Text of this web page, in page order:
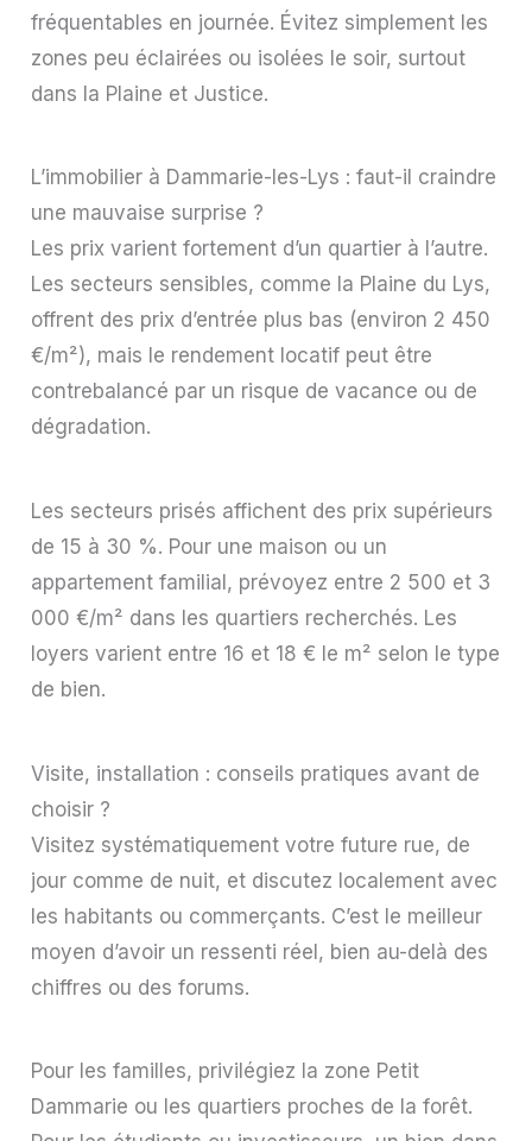
fréquentables en journée. Évitez simplement les
zones peu éclairées ou isolées le soir, surtout
dans la Plaine et Justice.
L’immobilier à Dammarie-les-Lys : faut-il craindre
une mauvaise surprise ?
Les prix varient fortement d’un quartier à l’autre.
Les secteurs sensibles, comme la Plaine du Lys,
offrent des prix d’entrée plus bas (environ 2 450
€/m²), mais le rendement locatif peut être
contrebalancé par un risque de vacance ou de
dégradation.
Les secteurs prisés affichent des prix supérieurs
de 15 à 30 %. Pour une maison ou un
appartement familial, prévoyez entre 2 500 et 3
000 €/m² dans les quartiers recherchés. Les
loyers varient entre 16 et 18 € le m² selon le type
de bien.
Visite, installation : conseils pratiques avant de
choisir ?
Visitez systématiquement votre future rue, de
jour comme de nuit, et discutez localement avec
les habitants ou commerçants. C’est le meilleur
moyen d’avoir un ressenti réel, bien au-delà des
chiffres ou des forums.
Pour les familles, privilégiez la zone Petit
Dammarie ou les quartiers proches de la forêt.